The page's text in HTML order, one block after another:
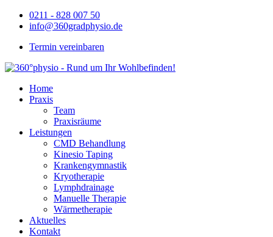
0211 - 828 007 50
info@360gradphysio.de
Termin vereinbaren
Home
Praxis
Team
Praxisräume
Leistungen
CMD Behandlung
Kinesio Taping
Krankengymnastik
Kryotherapie
Lymphdrainage
Manuelle Therapie
Wärmetherapie
Aktuelles
Kontakt